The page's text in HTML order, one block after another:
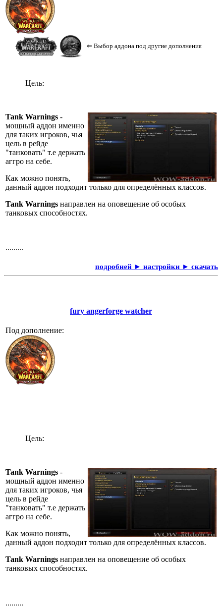
⇐ Выбор аддона под другие дополнения
Цель:
Tank Warnings -
мощный аддон именно
для таких игроков, чья
цель в рейде
"танковать" т.е держать
аггро на себе.
Как можно понять,
данный аддон подходит только для определённых классов.
Tank Warnings направлен на оповещение об особых
танковых способностях.
.........
подробней ► настройки ► скачать
fury angerforge watcher
Под дополнение:
Цель:
Tank Warnings -
мощный аддон именно
для таких игроков, чья
цель в рейде
"танковать" т.е держать
аггро на себе.
Как можно понять,
данный аддон подходит только для определённых классов.
Tank Warnings направлен на оповещение об особых
танковых способностях.
.........